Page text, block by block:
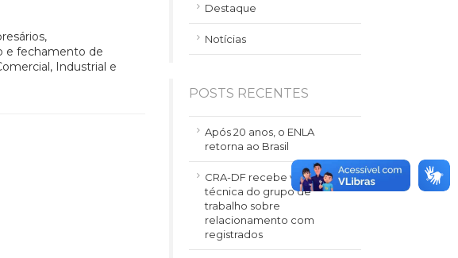
e fechamento de
Industrial e
Destaque
Notícias
POSTS RECENTES
Após 20 anos, o ENLA
retorna ao Brasil
CRA-DF recebe visita
técnica do grupo de
trabalho sobre
relacionamento com
registrados